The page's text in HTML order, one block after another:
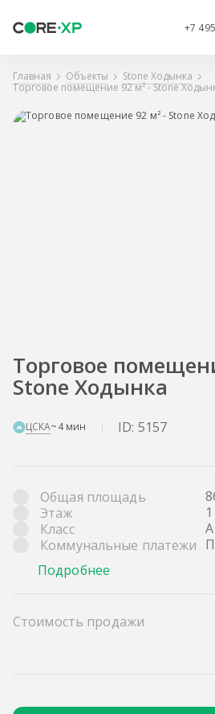
+7
Главная Объекты
Stone Ходынка
Торговое помещение 92 м² - Stone
Торговое
Stone Ходынка
ЦСКА~4 мин ID: 5157
Общая площадь
Этаж
1
Класс
A
Коммунальные платежи
Подробнее
Стоимость продажи